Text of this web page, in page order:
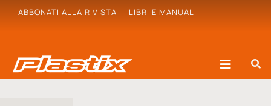
ABBONATI ALLA RIVISTA LIBRI E MANUALI